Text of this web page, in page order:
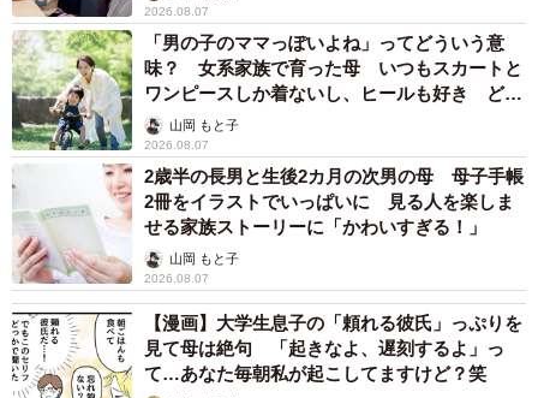
とてもうれしそうな表情を見せるうたくん（提供：@___ut.a17さん）
障がいや病気と向き合う日々…ママに話を聞い
た
投稿したうたくんのママ（ @___ut.a17 ）に話を聞きまし
た。
ーー動画を撮影したときの状況について教えてください。
「動画は、『もしかしたら今日も何かできるかもしれな
い』と思い、何気なく撮影していた時のものです。
2026.08.07
「男の子のママっぽいよね」ってどういう意
味？ 女系家族で育った母 いつもスカートと
ワンピースしか着ないし、ヒールも好き どの
へんが…
山岡 もと子
2026.08.07
2歳半の長男と生後2カ月の次男の母 母子手帳
2冊をイラストでいっぱいに 見る人を楽しま
せる家族ストーリーに「かわいすぎる！」
山岡 もと子
2026.08.07
【漫画】大学生息子の「頼れる彼氏」っぷりを
見て母は絶句 「起きなよ、遅刻するよ」っ
て…あなた毎朝私が起こしてますけど？笑